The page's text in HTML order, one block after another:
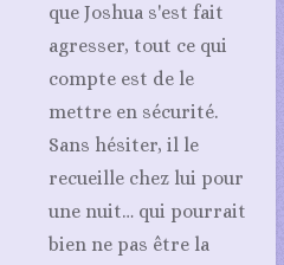
que Joshua s'est fait
agresser, tout ce qui
compte est de le
mettre en sécurité.
Sans hésiter, il le
recueille chez lui pour
une nuit… qui pourrait
bien ne pas être la